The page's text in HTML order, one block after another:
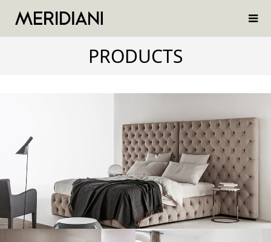
PRODUCTS